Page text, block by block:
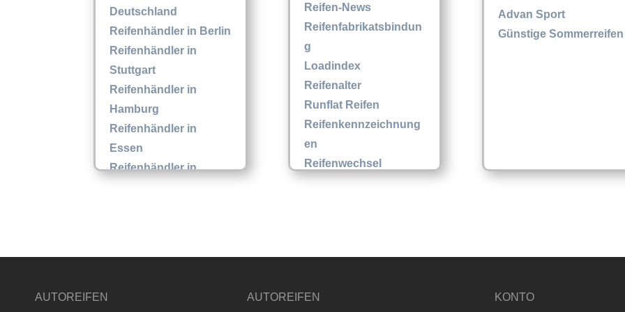
Deutschland
Reifenhändler in Berlin
Reifenhändler in
Stuttgart
Reifenhändler in
Hamburg
Reifenhändler in
Essen
Reifenhändler in
Reifen-News
Reifenfabrikatsbindun
g
Loadindex
Reifenalter
Runflat Reifen
Reifenkennzeichnung
en
Reifenwechsel
Advan Sport
Günstige Sommerreifen
AUTOREIFEN AUTOREIFEN KONTO